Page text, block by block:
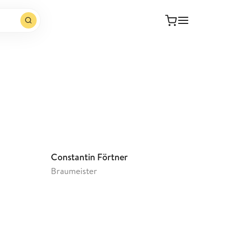
Constantin Förtner
Braumeister